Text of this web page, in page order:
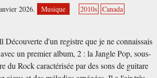
2026. Musique 2010s Canada
Découverte d'un registre que je ne connaissais
un premier album, 2 : la Jangle Pop, sous-
du Rock caractérisée par des sons de guitare